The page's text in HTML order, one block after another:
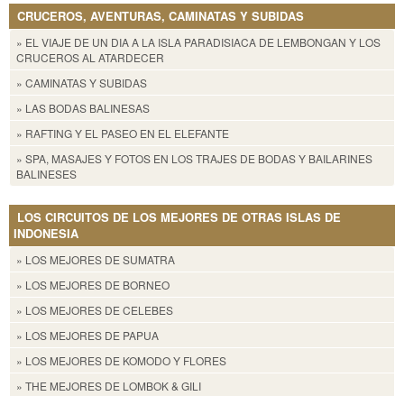
CRUCEROS, AVENTURAS, CAMINATAS Y SUBIDAS
» EL VIAJE DE UN DIA A LA ISLA PARADISIACA DE LEMBONGAN Y LOS
CRUCEROS AL ATARDECER
» CAMINATAS Y SUBIDAS
» LAS BODAS BALINESAS
» RAFTING Y EL PASEO EN EL ELEFANTE
» SPA, MASAJES Y FOTOS EN LOS TRAJES DE BODAS Y BAILARINES
BALINESES
LOS CIRCUITOS DE LOS MEJORES DE OTRAS ISLAS DE
INDONESIA
» LOS MEJORES DE SUMATRA
» LOS MEJORES DE BORNEO
» LOS MEJORES DE CELEBES
» LOS MEJORES DE PAPUA
» LOS MEJORES DE KOMODO Y FLORES
» THE MEJORES DE LOMBOK & GILI